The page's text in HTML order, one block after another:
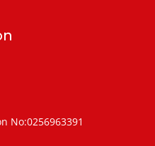
No:0256963391